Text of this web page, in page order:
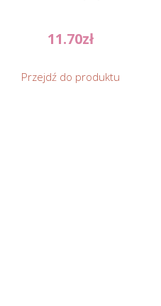
11.70zł
Przejdź do produktu